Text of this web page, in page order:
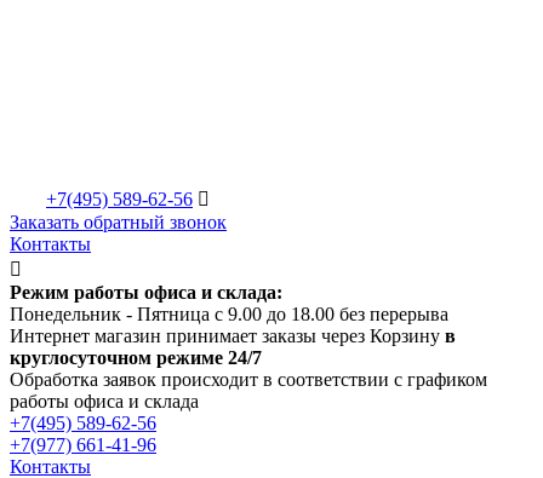
+7(495) 589-62-56 
Заказать обратный звонок
Контакты

Режим работы офиса и склада:
Понедельник - Пятница с 9.00 до 18.00 без перерыва
Интернет магазин принимает заказы через Корзину в
круглосуточном режиме 24/7
Обработка заявок происходит в соответствии с графиком
работы офиса и склада
+7(495) 589-62-56
+7(977) 661-41-96
Контакты